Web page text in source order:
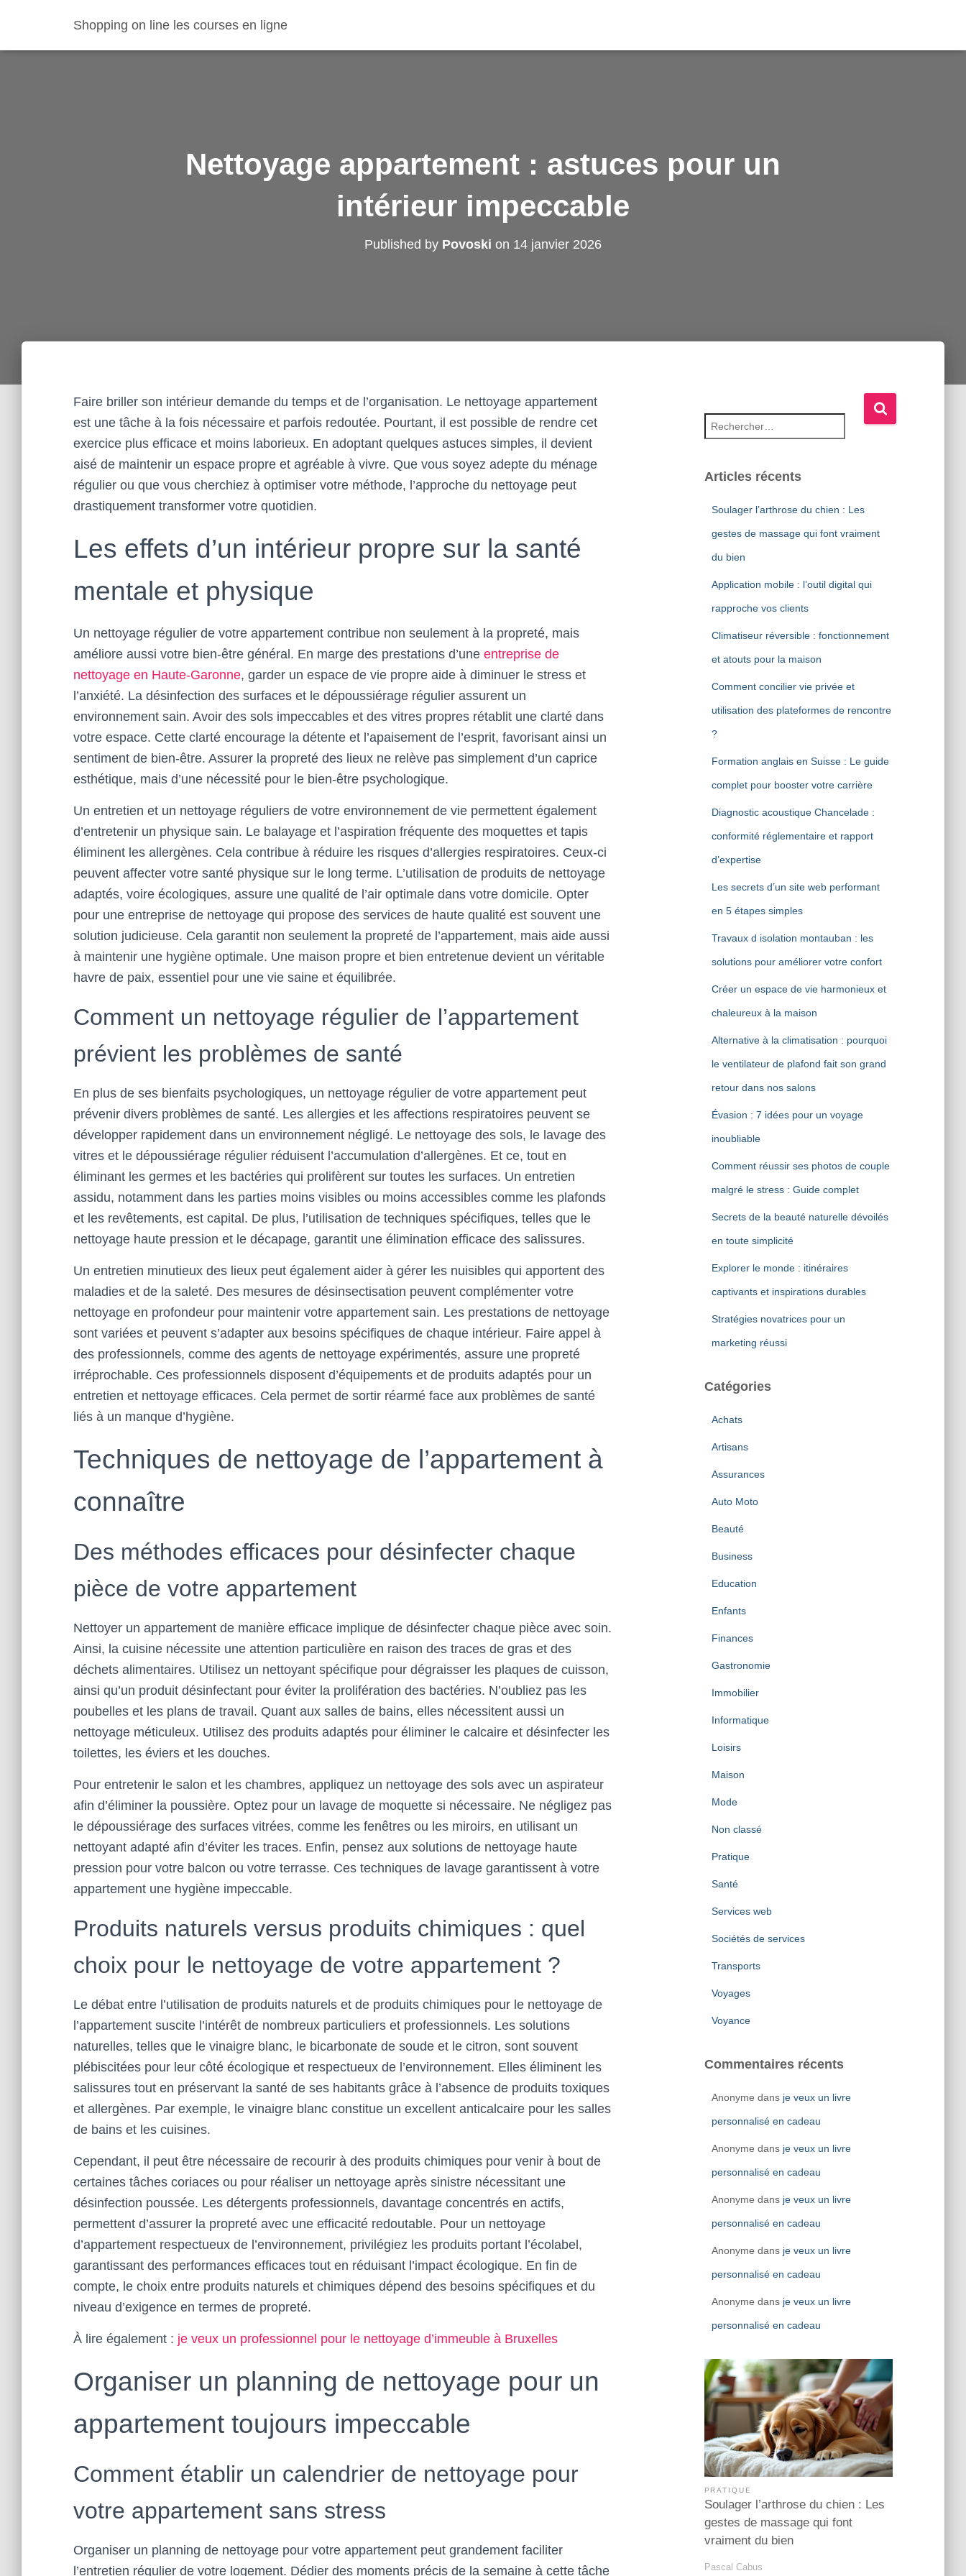
Shopping on line les courses en ligne
Nettoyage appartement : astuces pour un
intérieur impeccable
Published by Povoski on 14 janvier 2026
Faire briller son intérieur demande du temps et de l’organisation. Le nettoyage appartement
est une tâche à la fois nécessaire et parfois redoutée. Pourtant, il est possible de rendre cet
exercice plus efficace et moins laborieux. En adoptant quelques astuces simples, il devient
aisé de maintenir un espace propre et agréable à vivre. Que vous soyez adepte du ménage
régulier ou que vous cherchiez à optimiser votre méthode, l’approche du nettoyage peut
drastiquement transformer votre quotidien.
Les effets d’un intérieur propre sur la santé
mentale et physique
Un nettoyage régulier de votre appartement contribue non seulement à la propreté, mais
améliore aussi votre bien-être général. En marge des prestations d’une entreprise de
nettoyage en Haute-Garonne, garder un espace de vie propre aide à diminuer le stress et
l’anxiété. La désinfection des surfaces et le dépoussiérage régulier assurent un
environnement sain. Avoir des sols impeccables et des vitres propres rétablit une clarté dans
votre espace. Cette clarté encourage la détente et l’apaisement de l’esprit, favorisant ainsi un
sentiment de bien-être. Assurer la propreté des lieux ne relève pas simplement d’un caprice
esthétique, mais d’une nécessité pour le bien-être psychologique.
Un entretien et un nettoyage réguliers de votre environnement de vie permettent également
d’entretenir un physique sain. Le balayage et l’aspiration fréquente des moquettes et tapis
éliminent les allergènes. Cela contribue à réduire les risques d’allergies respiratoires. Ceux-ci
peuvent affecter votre santé physique sur le long terme. L’utilisation de produits de nettoyage
adaptés, voire écologiques, assure une qualité de l’air optimale dans votre domicile. Opter
pour une entreprise de nettoyage qui propose des services de haute qualité est souvent une
solution judicieuse. Cela garantit non seulement la propreté de l’appartement, mais aide aussi
à maintenir une hygiène optimale. Une maison propre et bien entretenue devient un véritable
havre de paix, essentiel pour une vie saine et équilibrée.
Comment un nettoyage régulier de l’appartement
prévient les problèmes de santé
En plus de ses bienfaits psychologiques, un nettoyage régulier de votre appartement peut
prévenir divers problèmes de santé. Les allergies et les affections respiratoires peuvent se
développer rapidement dans un environnement négligé. Le nettoyage des sols, le lavage des
vitres et le dépoussiérage régulier réduisent l’accumulation d’allergènes. Et ce, tout en
éliminant les germes et les bactéries qui prolifèrent sur toutes les surfaces. Un entretien
assidu, notamment dans les parties moins visibles ou moins accessibles comme les plafonds
et les revêtements, est capital. De plus, l’utilisation de techniques spécifiques, telles que le
nettoyage haute pression et le décapage, garantit une élimination efficace des salissures.
Un entretien minutieux des lieux peut également aider à gérer les nuisibles qui apportent des
maladies et de la saleté. Des mesures de désinsectisation peuvent complémenter votre
nettoyage en profondeur pour maintenir votre appartement sain. Les prestations de nettoyage
sont variées et peuvent s’adapter aux besoins spécifiques de chaque intérieur. Faire appel à
des professionnels, comme des agents de nettoyage expérimentés, assure une propreté
irréprochable. Ces professionnels disposent d’équipements et de produits adaptés pour un
entretien et nettoyage efficaces. Cela permet de sortir réarmé face aux problèmes de santé
liés à un manque d’hygiène.
Techniques de nettoyage de l’appartement à
connaître
Des méthodes efficaces pour désinfecter chaque
pièce de votre appartement
Nettoyer un appartement de manière efficace implique de désinfecter chaque pièce avec soin.
Ainsi, la cuisine nécessite une attention particulière en raison des traces de gras et des
déchets alimentaires. Utilisez un nettoyant spécifique pour dégraisser les plaques de cuisson,
ainsi qu’un produit désinfectant pour éviter la prolifération des bactéries. N’oubliez pas les
poubelles et les plans de travail. Quant aux salles de bains, elles nécessitent aussi un
nettoyage méticuleux. Utilisez des produits adaptés pour éliminer le calcaire et désinfecter les
toilettes, les éviers et les douches.
Pour entretenir le salon et les chambres, appliquez un nettoyage des sols avec un aspirateur
afin d’éliminer la poussière. Optez pour un lavage de moquette si nécessaire. Ne négligez pas
le dépoussiérage des surfaces vitrées, comme les fenêtres ou les miroirs, en utilisant un
nettoyant adapté afin d’éviter les traces. Enfin, pensez aux solutions de nettoyage haute
pression pour votre balcon ou votre terrasse. Ces techniques de lavage garantissent à votre
appartement une hygiène impeccable.
Produits naturels versus produits chimiques : quel
choix pour le nettoyage de votre appartement ?
Le débat entre l’utilisation de produits naturels et de produits chimiques pour le nettoyage de
l’appartement suscite l’intérêt de nombreux particuliers et professionnels. Les solutions
naturelles, telles que le vinaigre blanc, le bicarbonate de soude et le citron, sont souvent
plébiscitées pour leur côté écologique et respectueux de l’environnement. Elles éliminent les
salissures tout en préservant la santé de ses habitants grâce à l’absence de produits toxiques
et allergènes. Par exemple, le vinaigre blanc constitue un excellent anticalcaire pour les salles
de bains et les cuisines.
Cependant, il peut être nécessaire de recourir à des produits chimiques pour venir à bout de
certaines tâches coriaces ou pour réaliser un nettoyage après sinistre nécessitant une
désinfection poussée. Les détergents professionnels, davantage concentrés en actifs,
permettent d’assurer la propreté avec une efficacité redoutable. Pour un nettoyage
d’appartement respectueux de l’environnement, privilégiez les produits portant l’écolabel,
garantissant des performances efficaces tout en réduisant l’impact écologique. En fin de
compte, le choix entre produits naturels et chimiques dépend des besoins spécifiques et du
niveau d’exigence en termes de propreté.
À lire également : je veux un professionnel pour le nettoyage d’immeuble à Bruxelles
Organiser un planning de nettoyage pour un
appartement toujours impeccable
Comment établir un calendrier de nettoyage pour
votre appartement sans stress
Organiser un planning de nettoyage pour votre appartement peut grandement faciliter
l’entretien régulier de votre logement. Dédier des moments précis de la semaine à cette tâche
Articles récents
Soulager l’arthrose du chien : Les
gestes de massage qui font vraiment
du bien
Application mobile : l’outil digital qui
rapproche vos clients
Climatiseur réversible : fonctionnement
et atouts pour la maison
Comment concilier vie privée et
utilisation des plateformes de rencontre
?
Formation anglais en Suisse : Le guide
complet pour booster votre carrière
Diagnostic acoustique Chancelade :
conformité réglementaire et rapport
d’expertise
Les secrets d’un site web performant
en 5 étapes simples
Travaux d isolation montauban : les
solutions pour améliorer votre confort
Créer un espace de vie harmonieux et
chaleureux à la maison
Alternative à la climatisation : pourquoi
le ventilateur de plafond fait son grand
retour dans nos salons
Évasion : 7 idées pour un voyage
inoubliable
Comment réussir ses photos de couple
malgré le stress : Guide complet
Secrets de la beauté naturelle dévoilés
en toute simplicité
Explorer le monde : itinéraires
captivants et inspirations durables
Stratégies novatrices pour un
marketing réussi
Catégories
Achats
Artisans
Assurances
Auto Moto
Beauté
Business
Education
Enfants
Finances
Gastronomie
Immobilier
Informatique
Loisirs
Maison
Mode
Non classé
Pratique
Santé
Services web
Sociétés de services
Transports
Voyages
Voyance
Commentaires récents
Anonyme dans je veux un livre
personnalisé en cadeau
Anonyme dans je veux un livre
personnalisé en cadeau
Anonyme dans je veux un livre
personnalisé en cadeau
Anonyme dans je veux un livre
personnalisé en cadeau
Anonyme dans je veux un livre
personnalisé en cadeau
PRATIQUE
Soulager l’arthrose du chien : Les
gestes de massage qui font
vraiment du bien
Pascal Cabus